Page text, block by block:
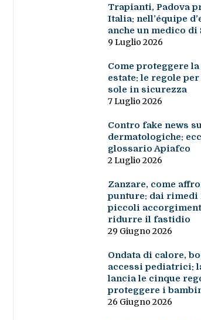
Trapianti, Padova
Italia: nell’équipe
anche un medico di
9 Luglio 2026
Come proteggere
estate: le regole
sole in sicurezza
7 Luglio 2026
Contro fake news
dermatologiche:
glossario Apiafco
2 Luglio 2026
Zanzare, come
punture: dai rimedi
piccoli
ridurre il fastidio
29 Giugno 2026
Ondata di calore,
accessi pediatrici:
lancia le cinque
proteggere i
26 Giugno 2026